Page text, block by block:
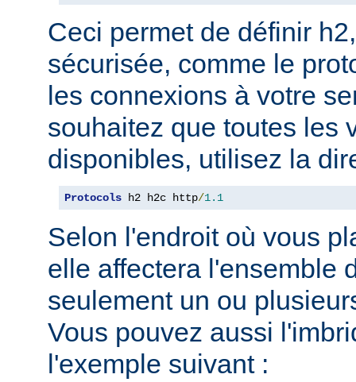
Ceci permet de définir
sécurisée, comme le
les connexions à votre
souhaitez que toutes les
disponibles, utilisez la
Protocols h2 h2c http/1.1
Selon l'endroit où vous
elle affectera l'ensemble
seulement un ou
Vous pouvez aussi
l'exemple suivant :